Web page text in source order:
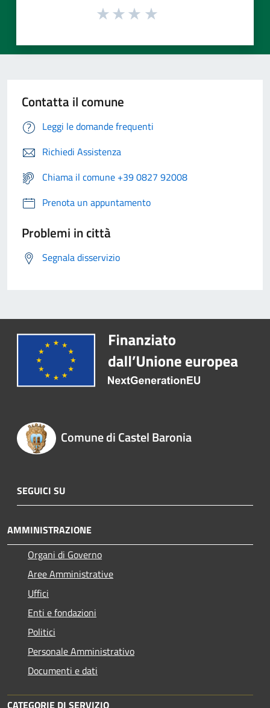
Contatta il comune
Leggi le domande frequenti
Richiedi Assistenza
Chiama il comune +39 0827 92008
Prenota un appuntamento
Problemi in città
Segnala disservizio
Comune di Castel Baronia
SEGUICI SU
AMMINISTRAZIONE
Organi di Governo
Aree Amministrative
Uffici
Enti e fondazioni
Politici
Personale Amministrativo
Documenti e dati
CATEGORIE DI SERVIZIO